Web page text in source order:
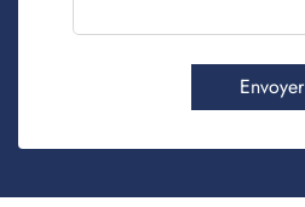
Envoyer